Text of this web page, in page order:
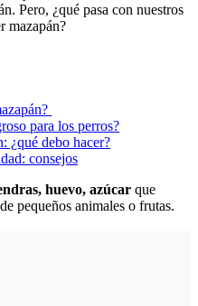
Pero, ¿qué pasa con nuestros
mazapán?
para los perros?
¿qué debo hacer?
consejos
huevo, azúcar que
pequeños animales o frutas.